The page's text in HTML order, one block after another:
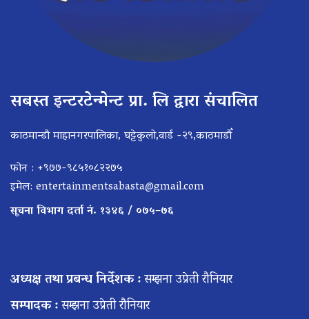
सबस्त इन्टरटेन्मेन्ट प्रा. लि द्वारा संचालित
काठमान्डौ माहानगरपालिका, घट्टेकुलो,वार्ड -२९,काठमाडौँ
फोन : +९७७-९८५१०८२२७५
इमेल: entertainmentsabasta@gmail.com
सूचना विभाग दर्ता नं. १३४६ / ०७५–७६
अध्यक्ष तथा प्रबन्ध निर्देशक :सम्झना उप्रेती रौनियार
सम्पादक :सम्झना उप्रेती रौनियार